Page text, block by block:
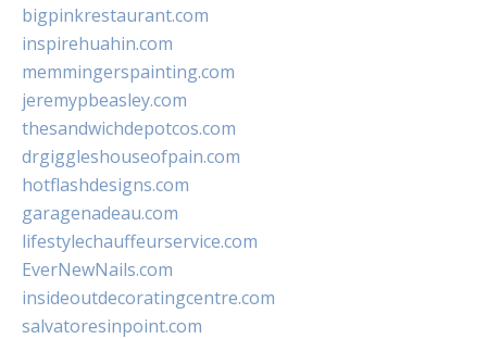
bigpinkrestaurant.com
inspirehuahin.com
memmingerspainting.com
jeremypbeasley.com
thesandwichdepotcos.com
drgiggleshouseofpain.com
hotflashdesigns.com
garagenadeau.com
lifestylechauffeurservice.com
EverNewNails.com
insideoutdecoratingcentre.com
salvatoresinpoint.com